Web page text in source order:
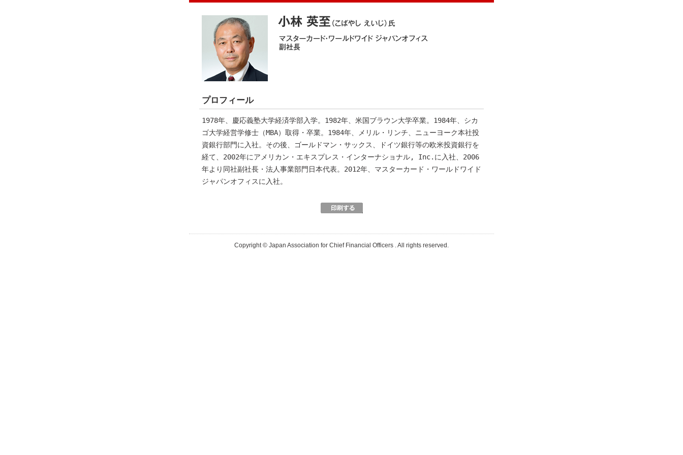
プロフィール
1978年、慶応義塾大学経済学部入学。1982年、米国ブラウン大学卒業。1984年、シカ
ゴ大学経営学修士（MBA）取得・卒業。1984年、メリル・リンチ、ニューヨーク本社投
資銀行部門に入社。その後、ゴールドマン・サックス、ドイツ銀行等の欧米投資銀行を
経て、2002年にアメリカン・エキスプレス・インターナショナル, Inc.に入社、2006
年より同社副社長・法人事業部門日本代表。2012年、マスターカード・ワールドワイド
ジャパンオフィスに入社。
Copyright © Japan Association for Chief Financial Officers . All rights reserved.